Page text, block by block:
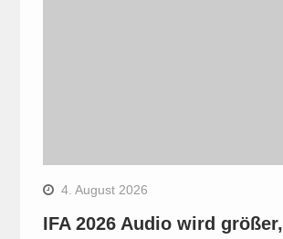
4. August 2026
IFA 2026 Audio wird größer,